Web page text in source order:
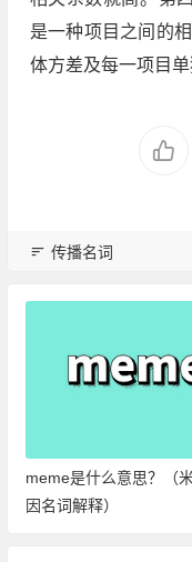
是一种项目之间的
体方差及每一项目单
传播名词
meme是什么意思？（
因名词解释）